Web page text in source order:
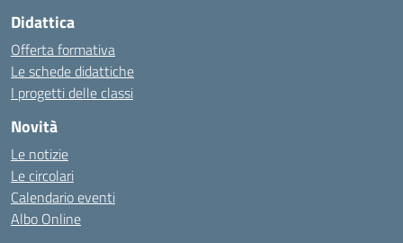
Didattica
Offerta formativa
Le schede didattiche
I progetti delle classi
Novità
Le notizie
Le circolari
Calendario eventi
Albo Online